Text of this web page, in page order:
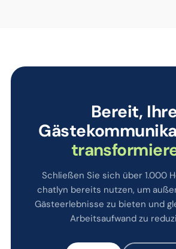
Bereit,
Schließen Sie sich über 1.000
chatlyn bereits nutzen, um
Gästeerlebnisse zu bieten und
Arbeitsaufwand zu